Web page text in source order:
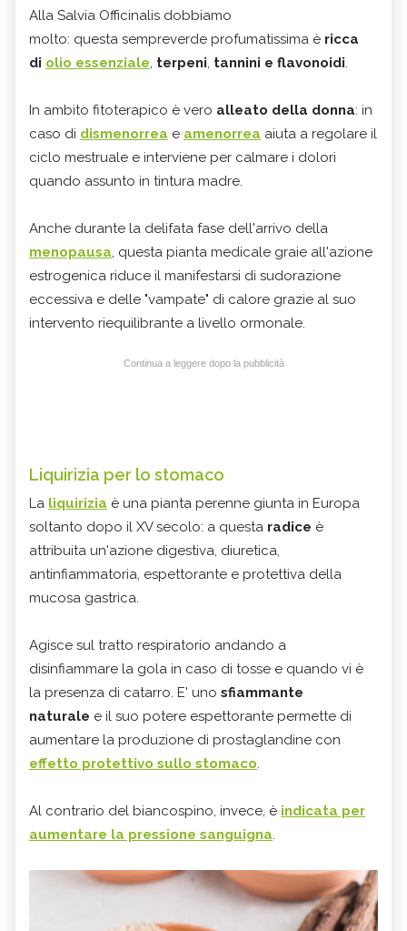
Alla Salvia Officinalis dobbiamo
molto: questa sempreverde profumatissima è ricca
di olio essenziale, terpeni, tannini e flavonoidi.
In ambito fitoterapico è vero alleato della donna: in
caso di dismenorrea e amenorrea aiuta a regolare il
ciclo mestruale e interviene per calmare i dolori
quando assunto in tintura madre.
Anche durante la delifata fase dell'arrivo della
menopausa, questa pianta medicale graie all'azione
estrogenica riduce il manifestarsi di sudorazione
eccessiva e delle "vampate" di calore grazie al suo
intervento riequilibrante a livello ormonale.
Continua a leggere dopo la pubblicità
Liquirizia per lo stomaco
La liquirizia è una pianta perenne giunta in Europa
soltanto dopo il XV secolo: a questa radice è
attribuita un'azione digestiva, diuretica,
antinfiammatoria, espettorante e protettiva della
mucosa gastrica.
Agisce sul tratto respiratorio andando a
disinfiammare la gola in caso di tosse e quando vi è
la presenza di catarro. E' uno sfiammante
naturale e il suo potere espettorante permette di
aumentare la produzione di prostaglandine con
effetto protettivo sullo stomaco.
Al contrario del biancospino, invece, è indicata per
aumentare la pressione sanguigna.